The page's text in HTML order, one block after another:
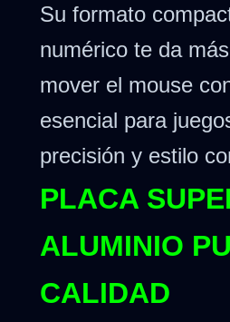
Su formato
numérico te da
mover el mouse
esencial para
precisión y estilo
PLACA
ALUMINIO
CALIDAD